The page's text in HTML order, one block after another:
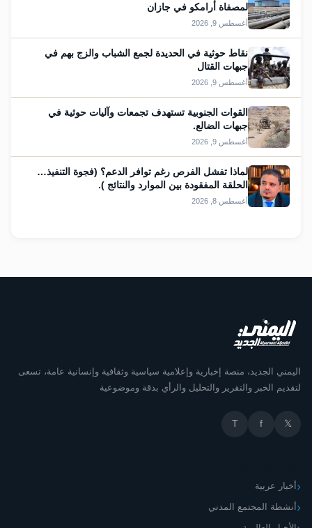
لمصفاة أرامكو في جازان
أغسطس 9, 2026
نقاط حوثية في الحديدة لجمع الشباب والزج بهم في
جبهات القتال
أغسطس 9, 2026
القوات الجنوبية تستهدف تجمعات وآليات حوثية في
جبهات الضالع.
أغسطس 9, 2026
لماذا تفشل الفرص رغم توافر الدعم؟ (فجوة التنفيذ…
الحلقة المفقودة بين الموارد والنتائج ).
أغسطس 8, 2026
اليمني الجديد، منصة إخبارية وإعلامية سياسية وثقافية وإنسانية عامة، تسعى
لتقديم الخبر والتقرير والتحليل والرأي بدقة وموضوعية
𝕏
f
T
أخبار عربية
أنشطة المجتمع المدني